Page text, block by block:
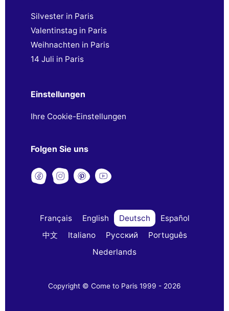
Silvester in Paris
Valentinstag in Paris
Weihnachten in Paris
14 Juli in Paris
Einstellungen
Ihre Cookie-Einstellungen
Folgen Sie uns
Français English Deutsch
Español
中文
Italiano Русский
Português
Nederlands
Copyright © Come to Paris 1999 - 2026